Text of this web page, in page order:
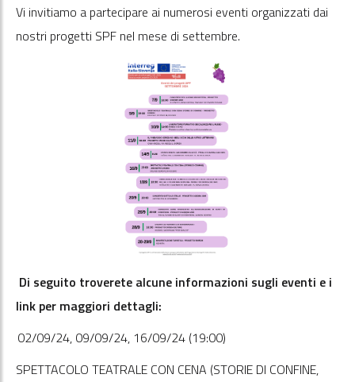
Vi invitiamo a partecipare ai numerosi eventi organizzati dai
nostri progetti SPF nel mese di settembre.
Di seguito troverete alcune informazioni sugli eventi e i
link per maggiori dettagli:
02/09/24, 09/09/24, 16/09/24 (19:00)
SPETTACOLO TEATRALE CON CENA (STORIE DI CONFINE,